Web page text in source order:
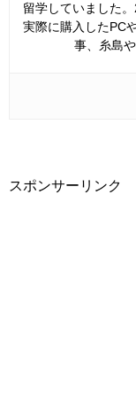
留学していました
実際に購入したPC
事、糸島
スポンサーリンク